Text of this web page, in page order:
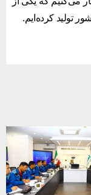
تولید کرده‌ایم.